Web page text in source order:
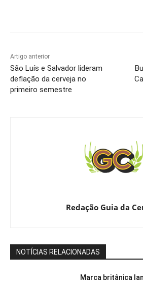
Artigo anterior
São Luís e Salvador lideram
deflação da cerveja no
primeiro semestre
Redação Guia da
NOTÍCIAS RELACIONADAS
Marca britânica